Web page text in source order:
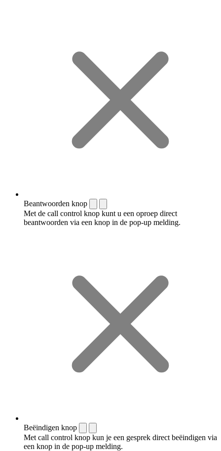
Beantwoorden knop
Met de call control knop kunt u een oproep direct
beantwoorden via een knop in de pop-up melding.
Beëindigen knop
Met call control knop kun je een gesprek direct beëindigen via
een knop in de pop-up melding.